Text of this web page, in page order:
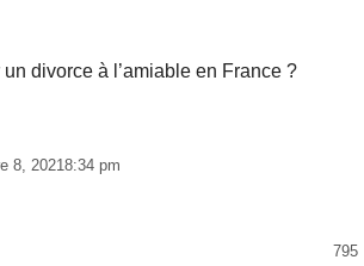
divorce à l’amiable en France ?
8, 20218:34 pm
795